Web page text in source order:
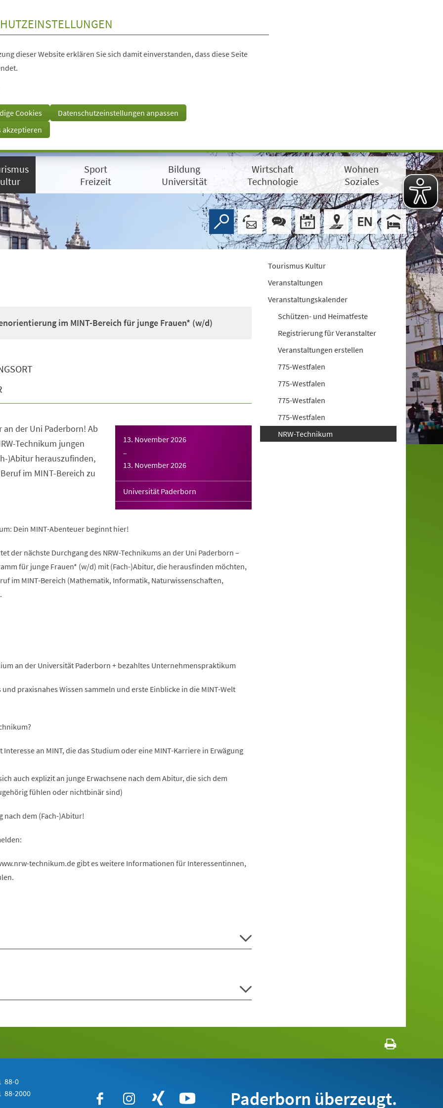
dieser Website erklären Sie sich damit einverstanden, dass diese Seite
Cookies
Datenschutzeinstellungen anpassen
akzeptieren
Sport
Freizeit
Bildung
Universität
Wirtschaft
Technologie
Wohnen
Soziales
im MINT-Bereich für junge Frauen* (w/d)
13. November 2026
–
13. November 2026
Universität Paderborn
an der Uni Paderborn! Ab
Technikum jungen
)Abitur herauszufinden,
im MINT-Bereich zu
Dein MINT-Abenteuer beginnt hier!
der nächste Durchgang des NRW-Technikums an der Uni Paderborn –
für junge Frauen* (w/d) mit (Fach-)Abitur, die herausfinden möchten,
im MINT-Bereich (Mathematik, Informatik, Naturwissenschaften,
an der Universität Paderborn + bezahltes Unternehmenspraktikum
praxisnahes Wissen sammeln und erste Einblicke in die MINT-Welt
an MINT, die das Studium oder eine MINT-Karriere in Erwägung
auch explizit an junge Erwachsene nach dem Abitur, die sich dem
fühlen oder nichtbinär sind)
dem (Fach-)Abitur!
technikum.de gibt es weitere Informationen für Interessentinnen,
Tourismus Kultur
Veranstaltungen
Veranstaltungskalender
Schützen- und Heimatfeste
Registrierung für Veranstalter
Veranstaltungen erstellen
775-Westfalen
775-Westfalen
775-Westfalen
775-Westfalen
NRW-Technikum
88-0
88-2000 Paderborn überzeugt.